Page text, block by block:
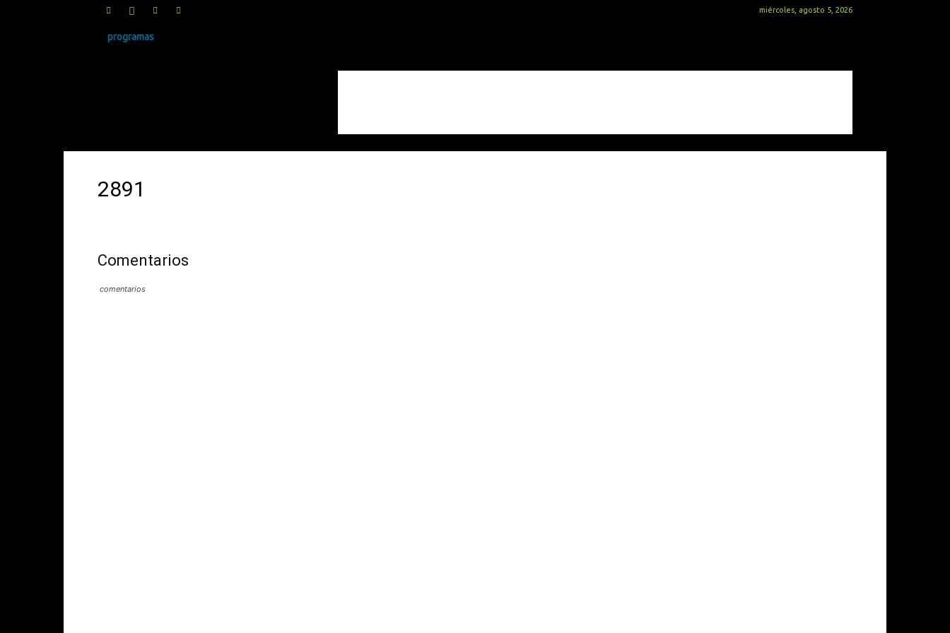
miércoles, agosto 5, 2026
programas
2891
Comentarios
comentarios